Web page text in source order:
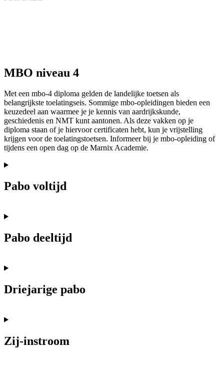
MBO niveau 4
Met een mbo-4 diploma gelden de landelijke toetsen als
belangrijkste toelatingseis. Sommige mbo-opleidingen bieden een
keuzedeel aan waarmee je je kennis van aardrijkskunde,
geschiedenis en NMT kunt aantonen. Als deze vakken op je
diploma staan of je hiervoor certificaten hebt, kun je vrijstelling
krijgen voor de toelatingstoetsen. Informeer bij je mbo-opleiding of
tijdens een open dag op de Marnix Academie.
Pabo voltijd
Pabo deeltijd
Driejarige pabo
Zij-instroom